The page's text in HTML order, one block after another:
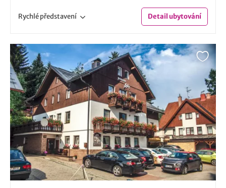
Rychlépředstavení Detailubytování